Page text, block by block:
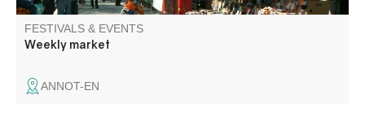
FESTIVALS & EVENTS
Weekly market
ANNOT-EN